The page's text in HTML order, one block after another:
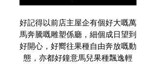
好記得以前店主屋企有個好大嘅萬
馬奔騰嘅雕塑係廳，細個成日望到
好開心，好嚮往果種自由奔放嘅動
態，亦都好鐘意馬兒果種飄逸輕